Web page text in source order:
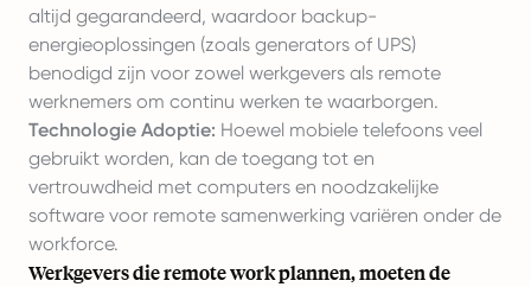
altijd gegarandeerd, waardoor backup-
energieoplossingen (zoals generators of UPS)
benodigd zijn voor zowel werkgevers als remote
werknemers om continu werken te waarborgen.
Technologie Adoptie: Hoewel mobiele telefoons veel
gebruikt worden, kan de toegang tot en
vertrouwdheid met computers en noodzakelijke
software voor remote samenwerking variëren onder de
workforce.
Werkgevers die remote work plannen, moeten de